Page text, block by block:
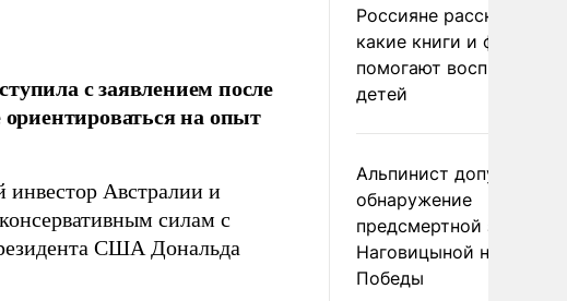
с заявлением после
на опыт
Австралии и
силам с
США Дональда
Россияне рассказали,
какие книги и фильмы
помогают воспитывать
детей
Альпинист допустил
обнаружение
предсмертной записки
Наговицыной на пике
Победы